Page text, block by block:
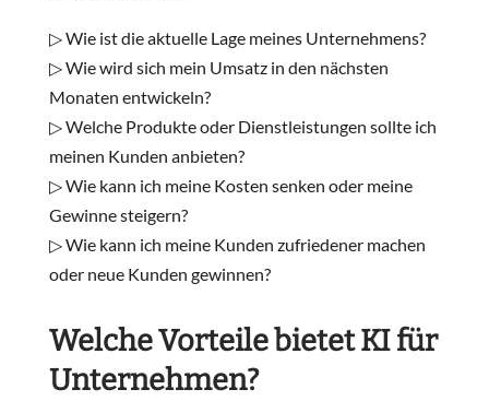
▷ Wie ist die aktuelle Lage meines Unternehmens?
▷ Wie wird sich mein Umsatz in den nächsten
Monaten entwickeln?
▷ Welche Produkte oder Dienstleistungen sollte ich
meinen Kunden anbieten?
▷ Wie kann ich meine Kosten senken oder meine
Gewinne steigern?
▷ Wie kann ich meine Kunden zufriedener machen
oder neue Kunden gewinnen?
Welche Vorteile bietet KI für
Unternehmen?